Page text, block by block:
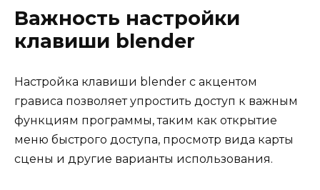
Важность настройки
клавиши blender
Настройка клавиши blender с акцентом
грависа позволяет упростить доступ к важным
функциям программы, таким как открытие
меню быстрого доступа, просмотр вида карты
сцены и другие варианты использования.